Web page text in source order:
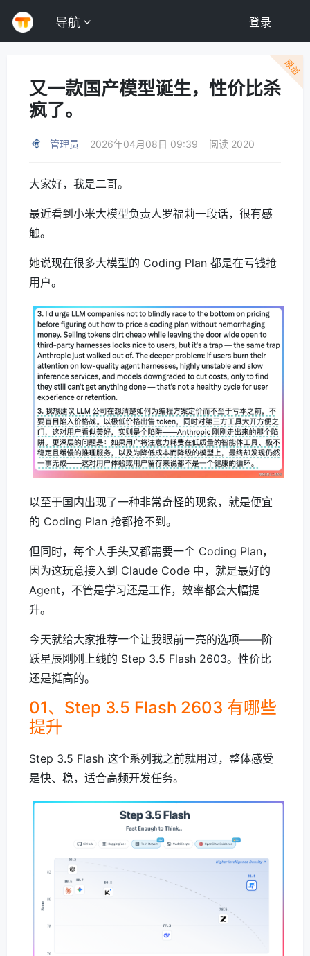
导航 登录
原创
又一款国产模型诞生，性价比杀
疯了。
管理员 2026年04月08日 09:39 阅读 2020
大家好，我是二哥。
最近看到小米大模型负责人罗福莉一段话，很有感
触。
她说现在很多大模型的 Coding Plan 都是在亏钱抢
用户。
以至于国内出现了一种非常奇怪的现象，就是便宜
的 Coding Plan 抢都抢不到。
但同时，每个人手头又都需要一个 Coding Plan，
因为这玩意接入到 Claude Code 中，就是最好的
Agent，不管是学习还是工作，效率都会大幅提
升。
今天就给大家推荐一个让我眼前一亮的选项——阶
跃星辰刚刚上线的 Step 3.5 Flash 2603。性价比
还是挺高的。
01、Step 3.5 Flash 2603 有哪些
提升
Step 3.5 Flash 这个系列我之前就用过，整体感受
是快、稳，适合高频开发任务。